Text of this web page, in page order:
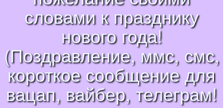
словами к празднику
нового года!
(Поздравление, ммс, смс,
короткое сообщение для
вацап, вайбер, телеграм!